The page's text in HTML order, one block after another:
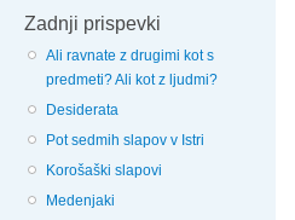
Zadnji prispevki
Ali ravnate z drugimi kot s
predmeti? Ali kot z ljudmi?
Desiderata
Pot sedmih slapov v Istri
Korošaški slapovi
Medenjaki